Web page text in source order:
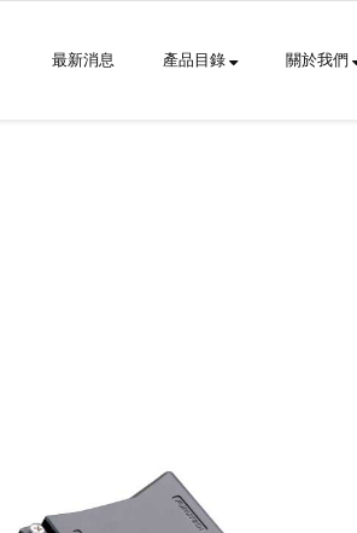
最新消息 產品目錄 關於我們